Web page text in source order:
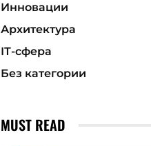
Инновации
Архитектура
ІТ-сфера
Без категории
MUST READ